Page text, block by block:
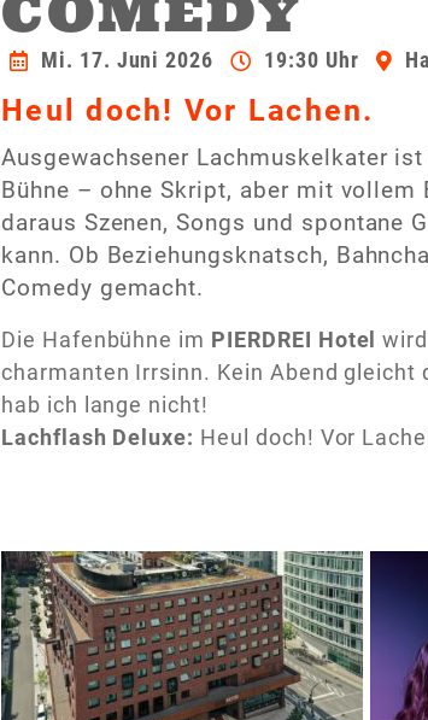
Mi. 17. Juni 2026 19:30 Uhr
Heul doch! Vor Lachen.
Ausgewachsener Lachmuskelkater
Bühne – ohne Skript, aber mit
daraus Szenen, Songs und spontane
kann. Ob Beziehungsknatsch,
Comedy gemacht.
Die Hafenbühne im PIERDREI Hotel
charmanten Irrsinn. Kein Abend gleicht
hab ich lange nicht!
Lachflash Deluxe: Heul doch! Vor